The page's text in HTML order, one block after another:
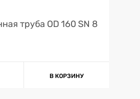
труба OD 160 SN 8
В КОРЗИНУ